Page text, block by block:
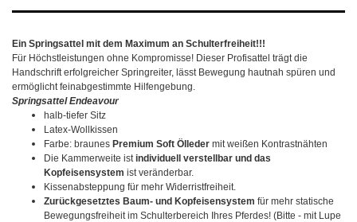
Ein Springsattel mit dem Maximum an Schulterfreiheit!!!
Für Höchstleistungen ohne Kompromisse! Dieser Profisattel trägt die
Handschrift erfolgreicher Springreiter, lässt Bewegung hautnah spüren und
ermöglicht feinabgestimmte Hilfengebung.
Springsattel Endeavour
halb-tiefer Sitz
Latex-Wollkissen
Farbe: braunes Premium Soft Ölleder mit weißen Kontrastnähten
Die Kammerweite istindividuell verstellbar und das
Kopfeisensystem ist veränderbar.
Kissenabsteppung für mehr Widerristfreiheit.
Zurückgesetztes Baum- und Kopfeisensystem für mehr statische
Bewegungsfreiheit im Schulterbereich Ihres Pferdes! (Bitte - mit Lupe